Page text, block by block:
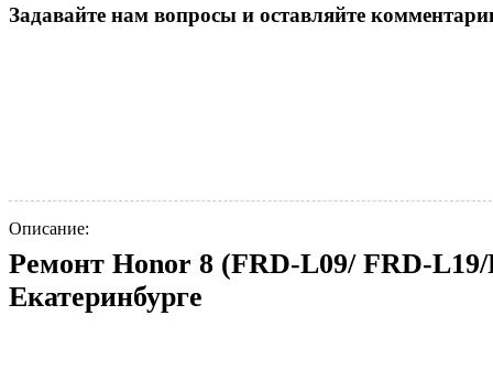
Задавайте нам вопросы и оставляйте
Описание:
Ремонт Honor 8 (FRD-L09/ FRD-
Екатеринбурге